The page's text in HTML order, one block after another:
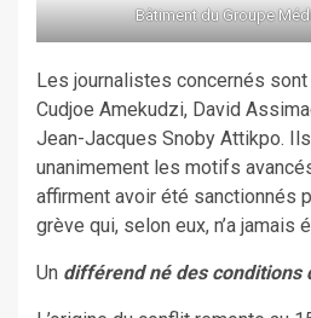
Bâtiment du Groupe
Les journalistes concernés sont
Cudjoe Amekudzi, David
Jean-Jacques Snoby Attikpo.
unanimement les motifs
affirment avoir été sanctionnés
grève qui, selon eux, n’a jamais
Un différend né des conditions